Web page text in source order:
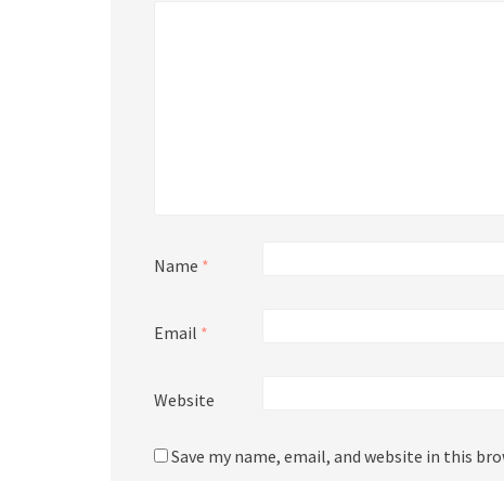
Name *
Email *
Website
Save my name, email, and website in this